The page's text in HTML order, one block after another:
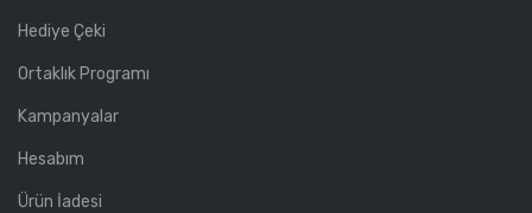
Hediye Çeki
Ortaklık Programı
Kampanyalar
Hesabım
Ürün İadesi